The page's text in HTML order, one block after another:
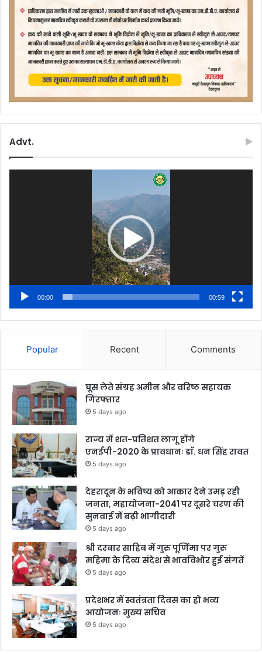
Advt.
00:00 00:59
Popular Recent Comments
घूस लेते संग्रह अमीन और वरिष्ठ सहायक
गिरफ्तार
5 days ago
राज्य में शत-प्रतिशत लागू होंगे
एनईपी-2020 के प्रावधानः डाॅ. धन सिंह रावत
5 days ago
देहरादून के भविष्य को आकार देने उमड़ रही
जनता, महायोजना-2041 पर दूसरे चरण की
सुनवाई में बढ़ी भागीदारी
5 days ago
श्री दरबार साहिब में गुरु पूर्णिमा पर गुरु
महिमा के दिव्य संदेश से भावविभोर हुई संगतें
5 days ago
प्रदेशभर में स्वतंत्रता दिवस का हो भव्य
आयोजनः मुख्य सचिव
5 days ago